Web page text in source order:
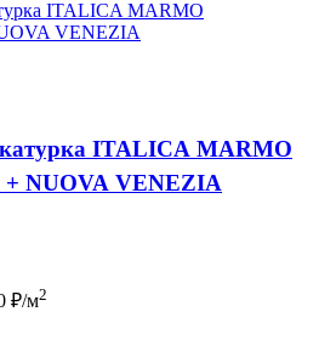
ITALICA MARMO
NUOVA VENEZIA
₽/м2